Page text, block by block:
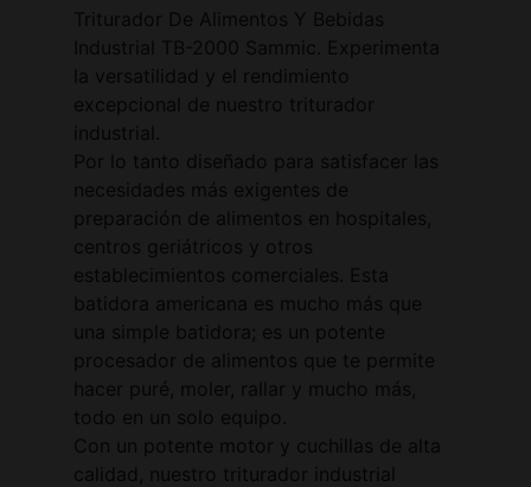
Triturador De Alimentos Y Bebidas
Industrial TB-2000 Sammic. Experimenta
la versatilidad y el rendimiento
excepcional de nuestro triturador
industrial.
Por lo tanto diseñado para satisfacer las
necesidades más exigentes de
preparación de alimentos en hospitales,
centros geriátricos y otros
establecimientos comerciales. Esta
batidora americana es mucho más que
una simple batidora; es un potente
procesador de alimentos que te permite
hacer puré, moler, rallar y mucho más,
todo en un solo equipo.
Con un potente motor y cuchillas de alta
calidad, nuestro triturador industrial